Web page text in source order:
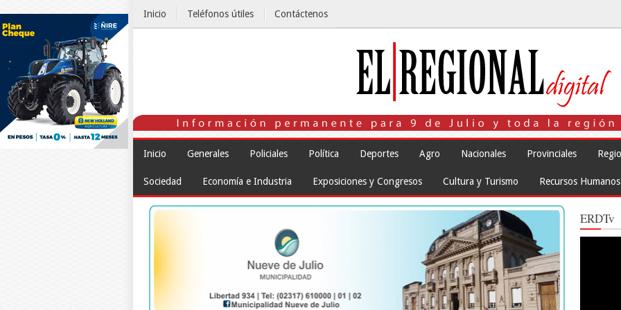
Inicio Teléfonos útiles Contáctenos
Inicio Generales Policiales Política Deportes Agro Nacionales Provinciales
Sociedad Economía e Industria Exposiciones y Congresos Cultura y Turismo Recursos Humanos
ERDTv